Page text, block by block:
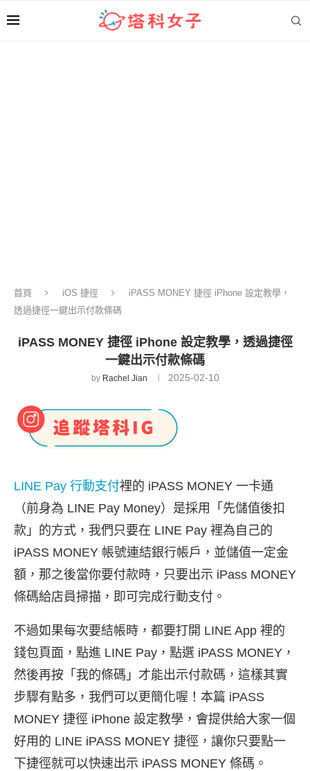
首頁 iOS 捷徑
iPASS MONEY 捷徑 iPhone 設定教學，
透過捷徑一鍵出示付款條碼
iPASS MONEY 捷徑 iPhone 設定教學，透過捷徑
一鍵出示付款條碼
by Rachel Jian 2025-02-10
LINE Pay 行動支付裡的 iPASS MONEY 一卡通
（前身為 LINE Pay Money）是採用「先儲值後扣
款」的方式，我們只要在 LINE Pay 裡為自己的
iPASS MONEY 帳號連結銀行帳戶，並儲值一定金
額，那之後當你要付款時，只要出示 iPass MONEY
條碼給店員掃描，即可完成行動支付。
不過如果每次要結帳時，都要打開 LINE App 裡的
錢包頁面，點進 LINE Pay，點選 iPASS MONEY，
然後再按「我的條碼」才能出示付款碼，這樣其實
步驟有點多，我們可以更簡化喔！本篇 iPASS
MONEY 捷徑 iPhone 設定教學，會提供給大家一個
好用的 LINE iPASS MONEY 捷徑，讓你只要點一
下捷徑就可以快速出示 iPASS MONEY 條碼。